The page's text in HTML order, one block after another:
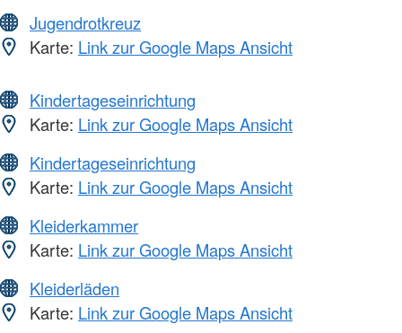
Jugendrotkreuz
Karte: Link zur Google Maps Ansicht
Kindertageseinrichtung
Karte: Link zur Google Maps Ansicht
Kindertageseinrichtung
Karte: Link zur Google Maps Ansicht
Kleiderkammer
Karte: Link zur Google Maps Ansicht
Kleiderläden
Karte: Link zur Google Maps Ansicht